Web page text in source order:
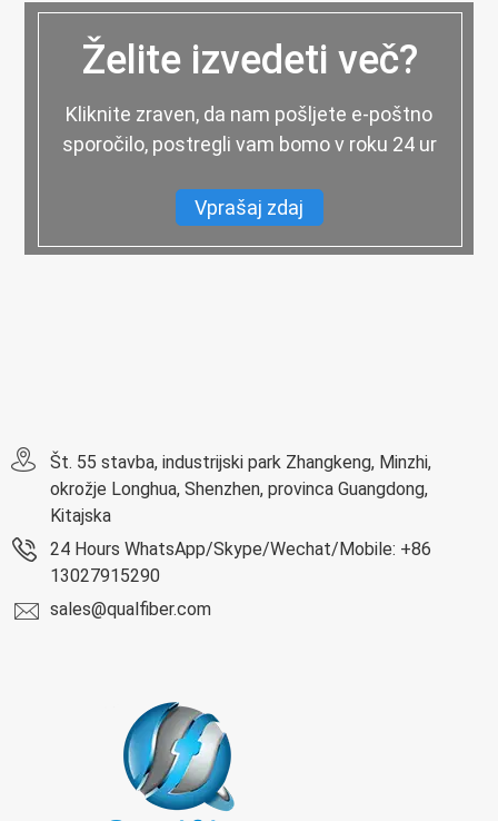
Želite izvedeti več?
Kliknite zraven, da nam pošljete e-poštno
sporočilo, postregli vam bomo v roku 24 ur
Vprašaj zdaj
Št. 55 stavba, industrijski park Zhangkeng, Minzhi,
okrožje Longhua, Shenzhen, provinca Guangdong,
Kitajska
24 Hours WhatsApp/Skype/Wechat/Mobile: +86
13027915290
sales@qualfiber.com